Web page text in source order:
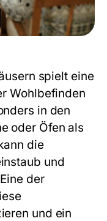
spielt eine
Wohlbefinden
in den
oder Öfen als
die
und
der
und ein